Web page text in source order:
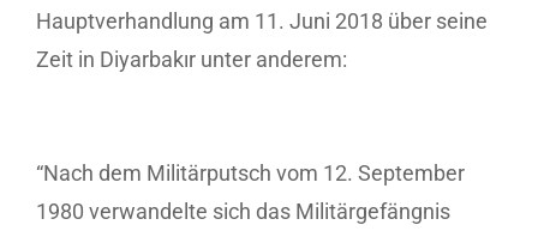
Hauptverhandlung am 11. Juni 2018 über seine
Zeit in Diyarbakır unter anderem:
“Nach dem Militärputsch vom 12. September
1980 verwandelte sich das Militärgefängnis